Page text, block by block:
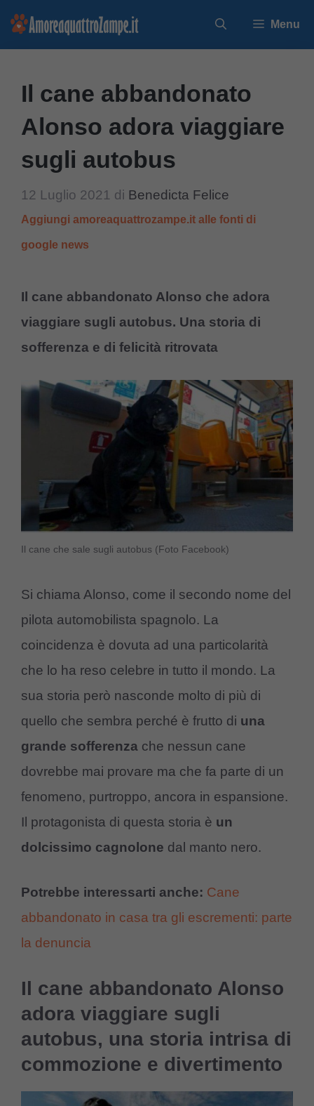
Vai
Menu
Il cane abbandonato
Alonso adora viaggiare
sugli autobus
12 Luglio 2021 di Benedicta Felice
Aggiungi amoreaquattrozampe.it alle fonti di
google news
Il cane abbandonato Alonso che adora
viaggiare sugli autobus. Una storia di
sofferenza e di felicità ritrovata
Il cane che sale sugli autobus (Foto Facebook)
Si chiama Alonso, come il secondo nome del
pilota automobilista spagnolo. La
coincidenza è dovuta ad una particolarità
che lo ha reso celebre in tutto il mondo. La
sua storia però nasconde molto di più di
quello che sembra perché è frutto di una
grande sofferenza che nessun cane
dovrebbe mai provare ma che fa parte di un
fenomeno, purtroppo, ancora in espansione.
Il protagonista di questa storia è un
dolcissimo cagnolone dal manto nero.
Potrebbe interessarti anche: Cane
abbandonato in casa tra gli escrementi: parte
la denuncia
Il cane abbandonato Alonso
adora viaggiare sugli
autobus, una storia intrisa di
commozione e divertimento